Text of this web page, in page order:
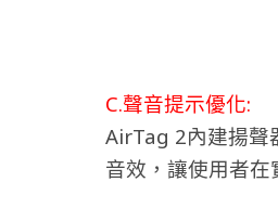
C.聲音提示優化:
AirTag 2內建揚聲
音效，讓使用者在